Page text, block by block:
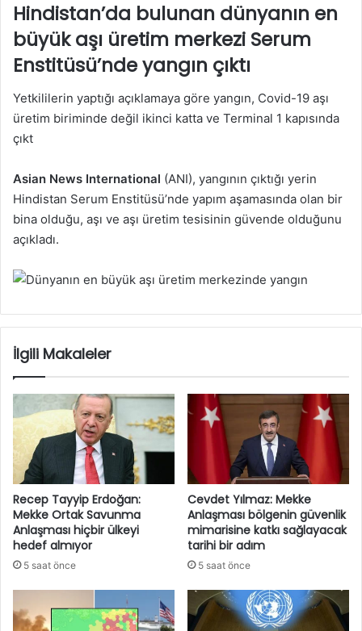
Hindistan’da bulunan dünyanın en
büyük aşı üretim merkezi Serum
Enstitüsü’nde yangın çıktı
Yetkililerin yaptığı açıklamaya göre yangın, Covid-19 aşı
üretim biriminde değil ikinci katta ve Terminal 1 kapısında
çıkt
Asian News International (ANI), yangının çıktığı yerin
Hindistan Serum Enstitüsü’nde yapım aşamasında olan bir
bina olduğu, aşı ve aşı üretim tesisinin güvende olduğunu
açıkladı.
İlgili Makaleler
Recep Tayyip Erdoğan:
Mekke Ortak Savunma
Anlaşması hiçbir ülkeyi
hedef almıyor
5 saat önce
Cevdet Yılmaz: Mekke
Anlaşması bölgenin güvenlik
mimarisine katkı sağlayacak
tarihi bir adım
5 saat önce